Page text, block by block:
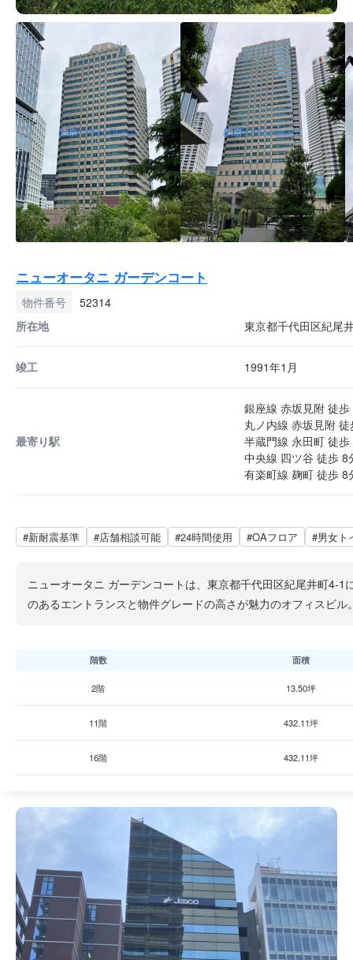
ニューオータニ ガーデンコート
物件番号
52314
所在地
東京都千代田区紀尾
竣工 1991年1月
最寄り駅
銀座線 赤坂見附 徒歩
丸ノ内線 赤坂見附
半蔵門線 永田町 徒歩
中央線 四ツ谷 徒歩 8
有楽町線 麹町 徒歩 8
#新耐震基準 #店舗相談可能 #24時間使用 #OAフロア #男女ト
ニューオータニ ガーデンコートは、東京都千代田区紀尾井町4-
のあるエントランスと物件グレードの高さが魅力のオフィスビ
階数 面積
2階 13.50坪
11階 432.11坪
16階 432.11坪